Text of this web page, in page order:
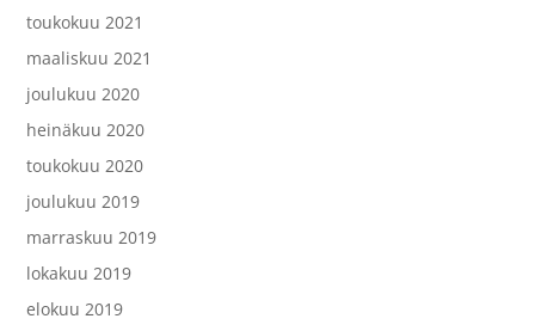
toukokuu 2021
maaliskuu 2021
joulukuu 2020
heinäkuu 2020
toukokuu 2020
joulukuu 2019
marraskuu 2019
lokakuu 2019
elokuu 2019